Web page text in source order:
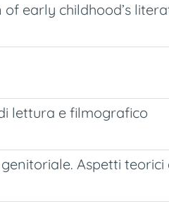
early childhood’s
lettura e filmografico
Aspetti